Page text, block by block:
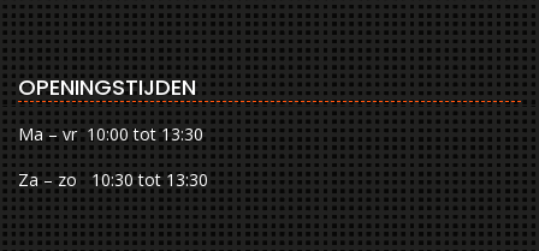
OPENINGSTIJDEN
Ma – vr 10:00 tot 13:30
Za – zo 10:30 tot 13:30